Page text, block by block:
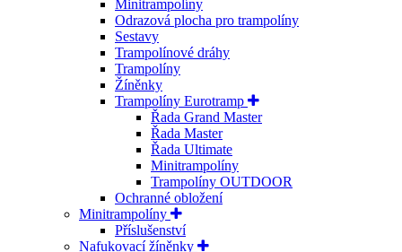
Minitrampolíny
Odrazová plocha pro trampolíny
Sestavy
Trampolínové dráhy
Trampolíny
Žíněnky
Trampolíny Eurotramp
Řada Grand Master
Řada Master
Řada Ultimate
Minitrampolíny
Trampolíny OUTDOOR
Ochranné obložení
Minitrampolíny
Příslušenství
Nafukovací žíněnky